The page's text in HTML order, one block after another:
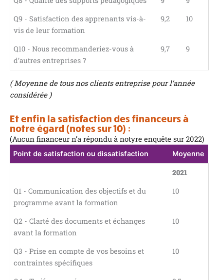
Q9 - Satisfaction des apprenants vis-à-
vis de leur formation
9,2 10
Q10 - Nous recommanderiez-vous à
d’autres entreprises ?
9,7 9
( Moyenne de tous nos clients entreprise pour l’année
considérée )
Et enfin la satisfaction des financeurs à
notre égard (notes sur 10) :
(Aucun financeur n’a répondu à notyre enquête sur 2022)
Point de satisfaction ou dissatisfaction Moyenne
2021
Q1 - Communication des objectifs et du
programme avant la formation
10
Q2 - Clarté des documents et échanges
avant la formation
10
Q3 - Prise en compte de vos besoins et
contraintes spécifiques
10